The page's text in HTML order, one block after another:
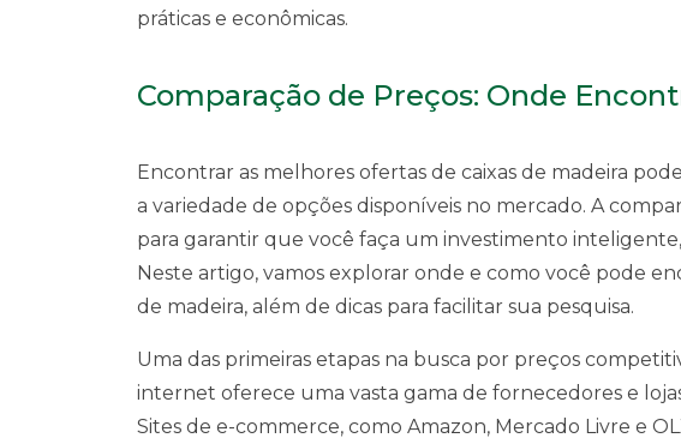
práticas e econômicas.
Comparação de Preços: Onde
Encontrar as melhores ofertas de caixas de madeira
a variedade de opções disponíveis no mercado. A
para garantir que você faça um investimento
Neste artigo, vamos explorar onde e como você pode
de madeira, além de dicas para facilitar sua pesquisa.
Uma das primeiras etapas na busca por preços
internet oferece uma vasta gama de fornecedores e
Sites de e-commerce, como Amazon, Mercado Livre e